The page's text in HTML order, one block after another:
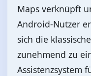
Maps verknüpft
Android-Nutzer
sich die
zunehmend zu
Assistenzsystem